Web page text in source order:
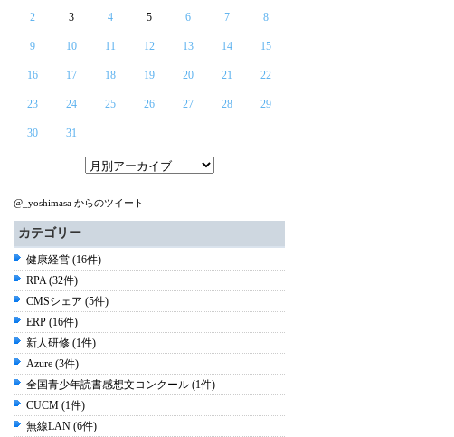
2 3 4 5 6 7 8
9 10 11 12 13 14 15
16 17 18 19 20 21 22
23 24 25 26 27 28 29
30 31
@_yoshimasa からのツイート
カテゴリー
健康経営 (16件)
RPA (32件)
CMSシェア (5件)
ERP (16件)
新人研修 (1件)
Azure (3件)
全国青少年読書感想文コンクール (1件)
CUCM (1件)
無線LAN (6件)